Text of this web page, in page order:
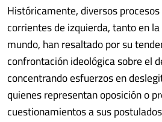
Históricamente, diversos
corrientes de izquierda, tanto en
mundo, han resaltado por su
confrontación ideológica sobre el
concentrando esfuerzos en
quienes representan oposición o
cuestionamientos a sus